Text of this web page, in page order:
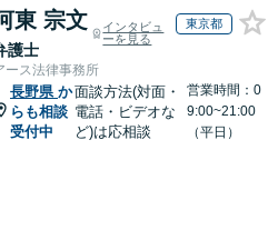
東 宗文
護士
インタビュ
ーを見る
東京都
ース法律事務所
長野県 か
らも相談
受付中
面談方法(対面・
電話・ビデオな
ど)は応相談
営業時間：0
9:00~21:00
（平日）